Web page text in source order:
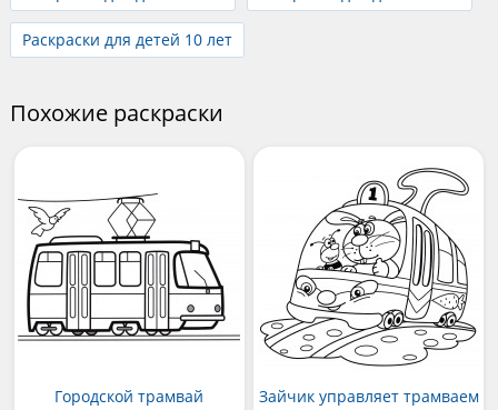
Раскраски для детей 10 лет
Похожие раскраски
Городской трамвай Зайчик управляет трамваем